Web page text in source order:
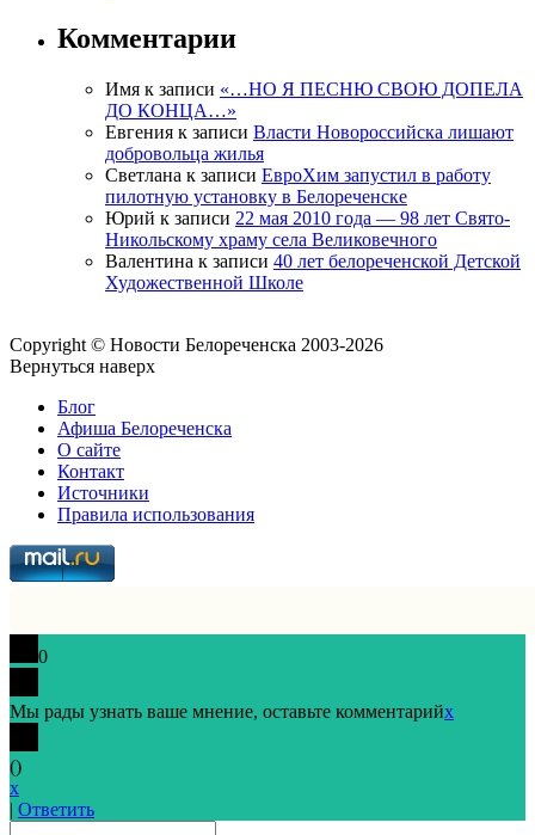
Комментарии
Имя к записи «…НО Я ПЕСНЮ СВОЮ ДОПЕЛА
ДО КОНЦА…»
Евгения к записи Власти Новороссийска лишают
добровольца жилья
Светлана к записи ЕвроХим запустил в работу
пилотную установку в Белореченске
Юрий к записи 22 мая 2010 года — 98 лет Свято-
Никольскому храму села Великовечного
Валентина к записи 40 лет белореченской Детской
Художественной Школе
Copyright © Новости Белореченска 2003-2026
Вернуться наверх
Блог
Афиша Белореченска
О сайте
Контакт
Источники
Правила использования
0
Мы рады узнать ваше мнение, оставьте комментарийx
()
x
| Ответить